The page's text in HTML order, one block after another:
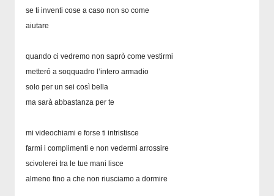
se ti inventi cose a caso non so come
aiutare
quando ci vedremo non saprò come vestirmi
metteró a soqquadro l’intero armadio
solo per un sei così bella
ma sarà abbastanza per te
mi videochiami e forse ti intristisce
farmi i complimenti e non vedermi arrossire
scivolerei tra le tue mani lisce
almeno fino a che non riusciamo a dormire